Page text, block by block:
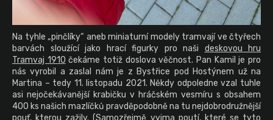
Na tyhle „pinčlíky“ aneb miniaturní modely tramvají ve čtyřech
barvách sloužící jako hrací figurky pro naši deskovou hru
Tramvaj 1910 čekáme totiž doslova věčnost. Pan Kamil je pro
nás vyrobil a zaslal nám je z Bystřice pod Hostýnem už na
Martina – tedy 11. listopadu 2021. Někdy odpoledne vzal tuhle
asi nejočekávanější krabičku v hráčském vesmíru s obsahem
400 ks našich mazlíčků pravděpodobně na tu nejdobrodružnější
pouť, kterou zažily. (Samozřejmě vyjma poutí, které se tyto